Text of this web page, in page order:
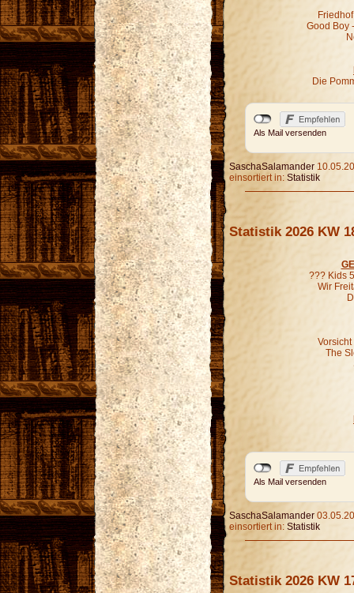
Good Boy
Die
Als Mail versenden
SaschaSalamander
einsortiert in: Statistik
Statistik 2026 KW
??? Kids
Wir
The
Als Mail versenden
SaschaSalamander
einsortiert in: Statistik
Statistik 2026 KW